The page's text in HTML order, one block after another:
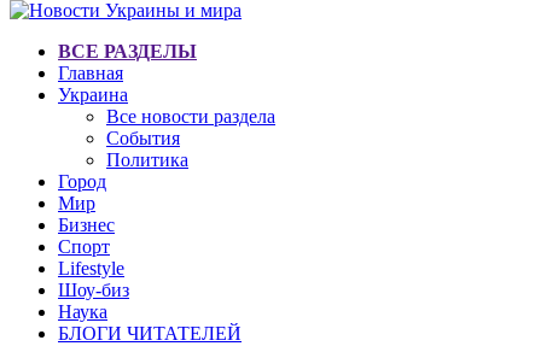
ВСЕ РАЗДЕЛЫ
Главная
Украина
Все новости раздела
События
Политика
Город
Мир
Бизнес
Спорт
Lifestyle
Шоу-биз
Наука
БЛОГИ ЧИТАТЕЛЕЙ